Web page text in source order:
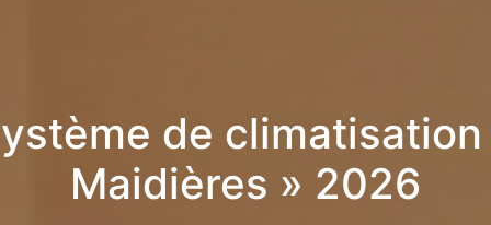
de climatisation
Maidières » 2026